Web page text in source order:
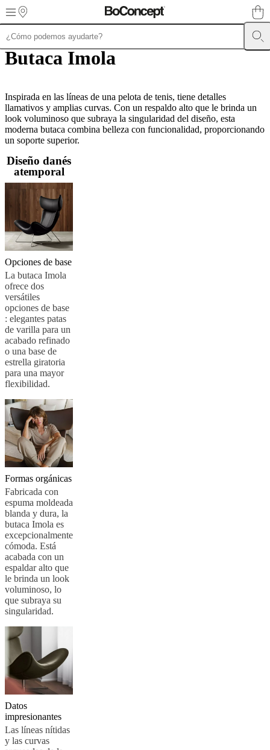
Skip to main content
MueblesSofásSillasMesasAlmacenamiento Lámparas
de
mesasColecciones
de
sillas Butacas
ColeccionesBeds
collections Colecciones
almacenamientoColecciones
accesoriosColección
tejidos
pielesOutlet
de
mueblesEspaciosSalas
al
aire
libreEspacios
pequeñosOficinas
en
casaBoConcept
+
Helena
ChristensenInspiración
al
clienteContactoEntrega
del
productoInstrucciones
de
montajeGarantíaLegal
de
decoración
de
interiores
gratisSolicita
muestras
gratis
Buscar
una
tiendaAcerca
de
BoConceptValores
social
corporativaLa
historiaSala
de
prensaArtesanía
y
calidadConoce
a
nuestros
diseñadores
and
certificationsDeclaración
accesibilidadHazte
franquiciadoProfessionals
Program
and
news
Butaca Imola
Inspirada en las líneas de una pelota de tenis, tiene detalles
llamativos y amplias curvas. Con un respaldo alto que le brinda un
look voluminoso que subraya la singularidad del diseño, esta
moderna butaca combina belleza con funcionalidad, proporcionando
un soporte superior.
Diseño danés
atemporal
Opciones de base
La butaca Imola
ofrece dos
versátiles
opciones de base
: elegantes patas
de varilla para un
acabado refinado
o una base de
estrella giratoria
para una mayor
flexibilidad.
Formas orgánicas
Fabricada con
espuma moldeada
blanda y dura, la
butaca Imola es
excepcionalmente
cómoda. Está
acabada con un
espaldar alto que
le brinda un look
voluminoso, lo
que subraya su
singularidad.
Datos
impresionantes
Las líneas nítidas
y las curvas